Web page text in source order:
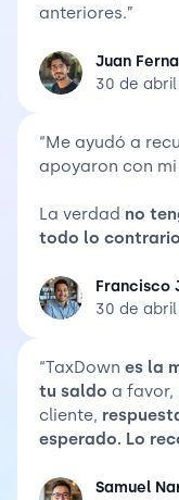
anteriores.”
Juan
30 de
“Me ayudó a
apoyaron con mi
La verdad no
todo lo
Francisco
30 de
“TaxDown es la
tu saldo a favor,
cliente,
esperado. Lo
Samuel